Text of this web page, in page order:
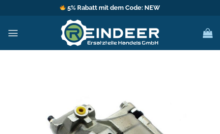
springen
5% Rabatt mit dem Code: NEW